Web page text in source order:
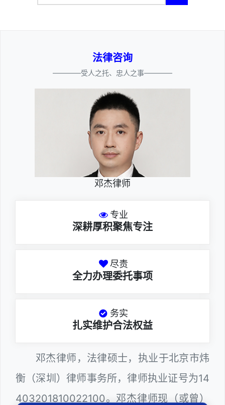
法律咨询
————受人之托、忠人之事————
邓杰律师
专业
深耕厚积聚焦专注
尽责
全力办理委托事项
务实
扎实维护合法权益
邓杰律师，法律硕士，执业于北京市炜
衡（深圳）律师事务所，律师执业证号为14
403201810022100。邓杰律师现（或曾）